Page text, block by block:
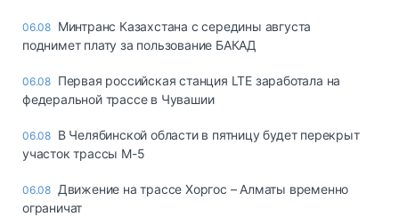
06.08 Минтранс Казахстана с середины августа
поднимет плату за пользование БАКАД
06.08 Первая российская станция LTE заработала на
федеральной трассе в Чувашии
06.08 В Челябинской области в пятницу будет перекрыт
участок трассы М-5
06.08 Движение на трассе Хоргос – Алматы временно
ограничат